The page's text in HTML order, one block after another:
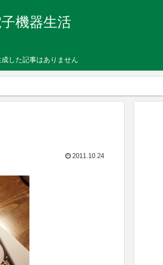
機器生活
した記事はありません
2011.10.24